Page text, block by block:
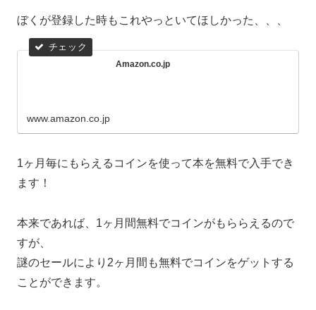
ぼくが登録した時もこれやっといてほしかった、、、
Amazon.co.jp
www.amazon.co.jp
1ヶ月毎にもらえるコインを使って本を無料で入手でき
ます！
本来であれば、1ヶ月間無料でコインがもららえるので
すが、
謎のセールにより2ヶ月間も無料でコインをゲットする
ことができます。